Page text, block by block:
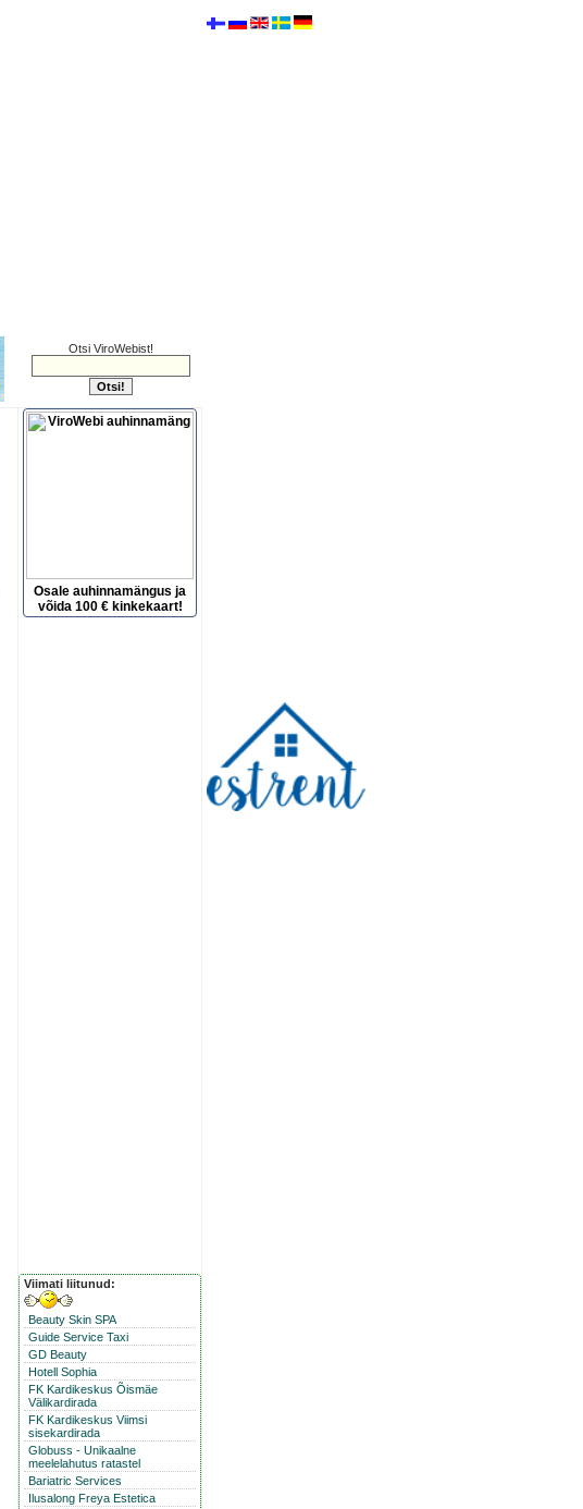
Otsi ViroWebist!
Osale auhinnamängus ja
võida 100 € kinkekaart!
Viimati liitunud:
Beauty Skin SPA
Guide Service Taxi
GD Beauty
Hotell Sophia
FK Kardikeskus Õismäe
Välikardirada
FK Kardikeskus Viimsi
sisekardirada
Globuss - Unikaalne
meelelahutus ratastel
Bariatric Services
Ilusalong Freya Estetica